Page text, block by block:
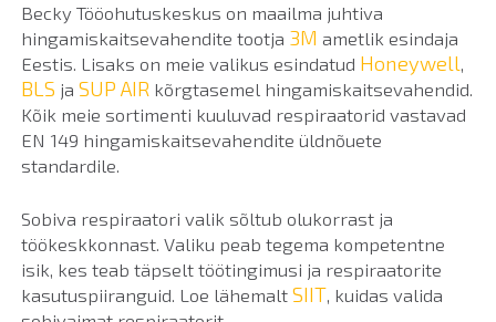
Becky Tööohutuskeskus on maailma juhtiva
hingamiskaitsevahendite tootja 3M ametlik esindaja
Eestis. Lisaks on meie valikus esindatud Honeywell,
BLS ja SUP AIR kõrgtasemel hingamiskaitsevahendid.
Kõik meie sortimenti kuuluvad respiraatorid vastavad
EN 149 hingamiskaitsevahendite üldnõuete
standardile.
Sobiva respiraatori valik sõltub olukorrast ja
töökeskkonnast. Valiku peab tegema kompetentne
isik, kes teab täpselt töötingimusi ja respiraatorite
kasutuspiiranguid. Loe lähemalt SIIT, kuidas valida